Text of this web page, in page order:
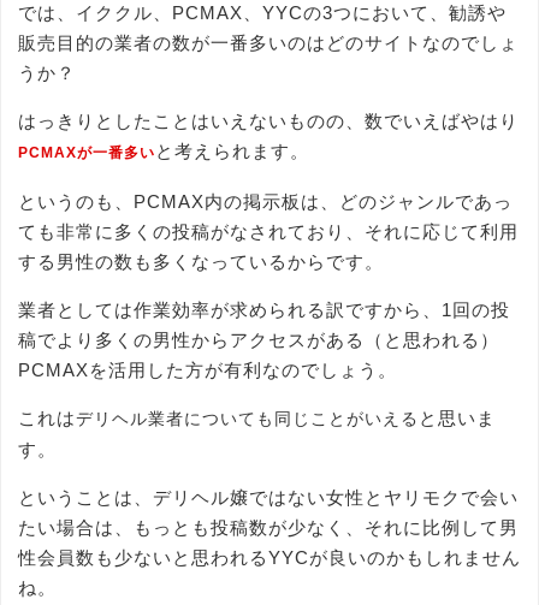
では、イククル、PCMAX、YYCの3つにおいて、勧誘や
販売目的の業者の数が一番多いのはどのサイトなのでしょ
うか？
はっきりとしたことはいえないものの、数でいえばやはり
PCMAXが一番多い と考えられます。
というのも、PCMAX内の掲示板は、どのジャンルであっ
ても非常に多くの投稿がなされており、それに応じて利用
する男性の数も多くなっているからです。
業者としては作業効率が求められる訳ですから、1回の投
稿でより多くの男性からアクセスがある（と思われる）
PCMAXを活用した方が有利なのでしょう。
これはデリヘル業者についても同じことがいえる と思いま
す。
ということは、デリヘル嬢ではない女性とヤリモクで会い
たい場合は、もっとも投稿数が少なく、それに比例して男
性会員数も少ないと思われるYYCが良いのかもしれません
ね。